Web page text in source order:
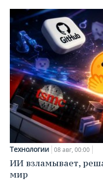
Технологии 08 авг, 00:00
ИИ взламывает,
мир